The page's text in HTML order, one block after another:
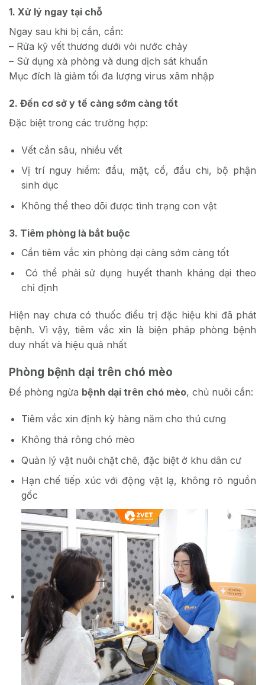
1. Xử lý ngay tại chỗ
Ngay sau khi bị cắn, cần:
– Rửa kỹ vết thương dưới vòi nước chảy
– Sử dụng xà phòng và dung dịch sát khuẩn
Mục đích là giảm tối đa lượng virus xâm nhập
2. Đến cơ sở y tế càng sớm càng tốt
Đặc biệt trong các trường hợp:
Vết cắn sâu, nhiều vết
Vị trí nguy hiểm: đầu, mặt, cổ, đầu chi, bộ phận
sinh dục
Không thể theo dõi được tình trạng con vật
3. Tiêm phòng là bắt buộc
Cần tiêm vắc xin phòng dại càng sớm càng tốt
Có thể phải sử dụng huyết thanh kháng dại theo
chỉ định
Hiện nay chưa có thuốc điều trị đặc hiệu khi đã phát
bệnh. Vì vậy, tiêm vắc xin là biện pháp phòng bệnh
duy nhất và hiệu quả nhất
Phòng bệnh dại trên chó mèo
Để phòng ngừa bệnh dại trên chó mèo, chủ nuôi cần:
Tiêm vắc xin định kỳ hàng năm cho thú cưng
Không thả rông chó mèo
Quản lý vật nuôi chặt chẽ, đặc biệt ở khu dân cư
Hạn chế tiếp xúc với động vật lạ, không rõ nguồn
gốc